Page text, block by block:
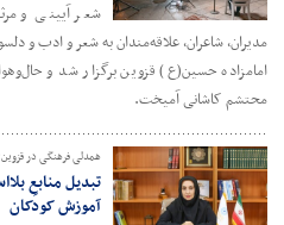
شعر آیینی و
مدیران، شاعران، علاقه‌مندان به شعر و ادب و
امامزاده حسین(ع) قزوین برگزار شد و
محتشم کاشانی آمیخت.
همدلی فرهنگی در
تبدیل منابعِ
آموزش کودکان